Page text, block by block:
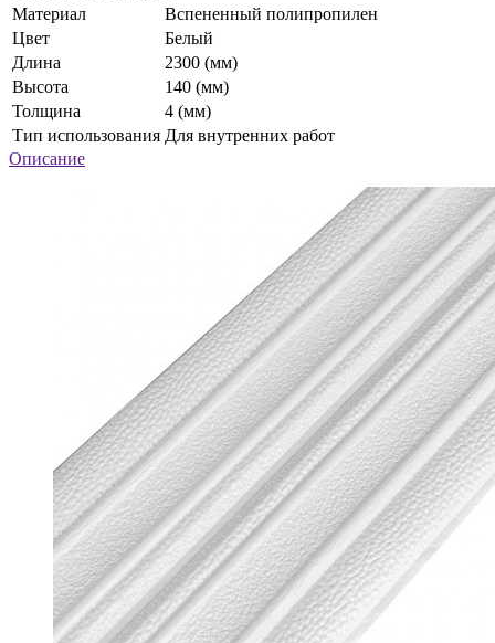
Материал
Вспененный полипропилен
Цвет
Белый
Длина
2300 (мм)
Высота
140 (мм)
Толщина
4 (мм)
Тип использования Для внутренних работ
Описание